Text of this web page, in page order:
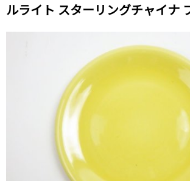
ルライト スターリングチャイナ